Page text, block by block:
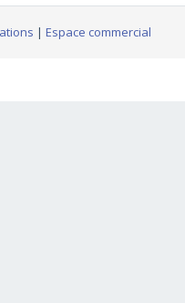
| Espace commercial